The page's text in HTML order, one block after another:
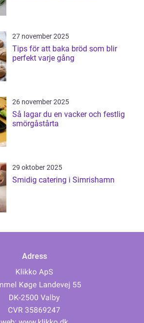
27 november 2025
Tips för att baka bröd som blir
perfekt varje gång
26 november 2025
Så lagar du en vacker och festlig
smörgåstårta
29 oktober 2025
Smidig catering i Simrishamn
Adress